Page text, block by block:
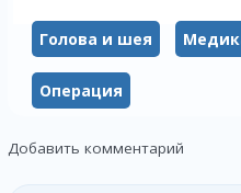
Голова и шея
Операция
Добавить комментарий